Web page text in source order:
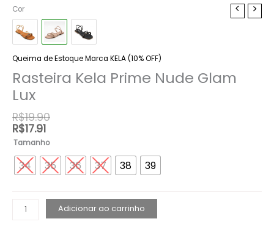
Cor
Queima de Estoque Marca KELA (10% OFF)
Rasteira Kela Prime Nude Glam
Lux
R$19.90
R$17.91
Tamanho
34 35 36 37 38 39
Rasteira
Kela
Prime
Nude
Glam
quantidade
Adicionar ao carrinho